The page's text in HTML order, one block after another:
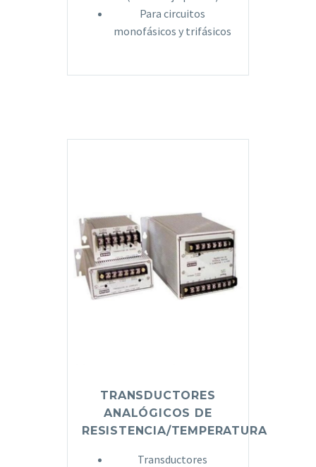
Para circuitos
monofásicos y trifásicos
TRANSDUCTORES
ANALÓGICOS DE
RESISTENCIA/TEMPERATURA
Transductores